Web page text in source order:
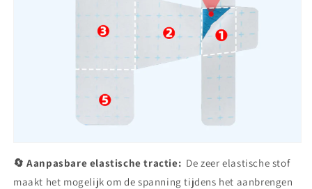
🔄 Aanpasbare elastische tractie: De zeer elastische stof
maakt het mogelijk om de spanning tijdens het aanbrengen